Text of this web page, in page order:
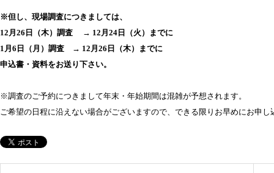
※但し、現場調査につきましては、
12月26日（木）調査 → 12月24日（火）までに
1月6日（月）調査 → 12月26日（木）までに
申込書・資料をお送り下さい。
※調査のご予約につきまして年末・年始期間は混雑が予想されます。
ご希望の日程に沿えない場合がございますので、できる限りお早めにお申し